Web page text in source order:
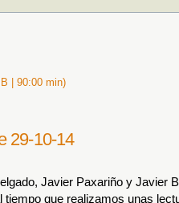
| 90:00 min)
29-10-14
Javier Paxariño y Javier
tiempo que realizamos unas